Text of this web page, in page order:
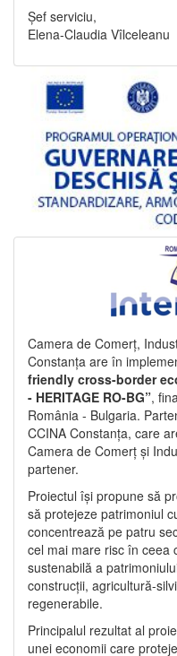
Șef serviciu,
Elena-Claudia Vîlceleanu
Camera de Comerț,
Constanța are în
friendly cross-border
- HERITAGE RO-BG”,
România - Bulgaria.
CCINA Constanța, care
Camera de Comerț și
partener.
Proiectul își propune să
să protejeze patrimoniul
concentrează pe patru
cel mai mare risc în ceea
sustenabilă a
construcții, agricultură-
regenerabile.
Principalul rezultat al
unei economii care